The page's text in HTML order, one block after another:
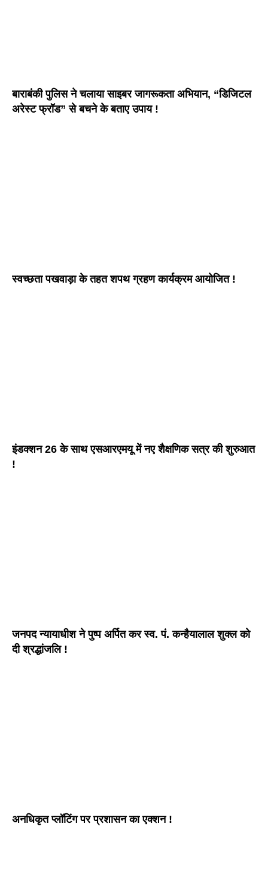
बाराबंकी पुलिस ने चलाया साइबर जागरूकता अभियान, “डिजिटल
अरेस्ट फ्रॉड” से बचने के बताए उपाय !
स्वच्छता पखवाड़ा के तहत शपथ ग्रहण कार्यक्रम आयोजित !
इंडक्शन 26 के साथ एसआरएमयू में नए शैक्षणिक सत्र की शुरुआत
!
जनपद न्यायाधीश ने पुष्प अर्पित कर स्व. पं. कन्हैयालाल शुक्ल को
दी श्रद्धांजलि !
अनधिकृत प्लॉटिंग पर प्रशासन का एक्शन !